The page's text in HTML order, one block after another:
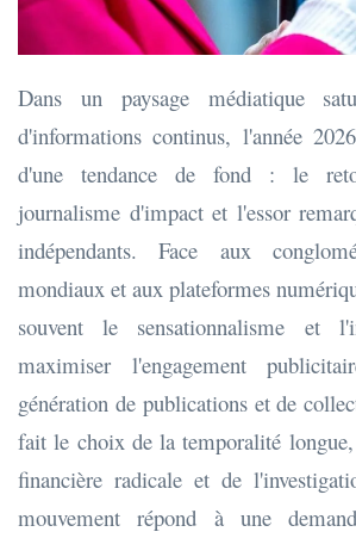
Dans un paysage médiatique
d'informations continus, l'année
d'une tendance de fond : le
journalisme d'impact et l'essor
indépendants. Face aux
mondiaux et aux plateformes
souvent le sensationnalisme et
maximiser l'engagement
génération de publications et de
fait le choix de la temporalité longue,
financière radicale et de
mouvement répond à une